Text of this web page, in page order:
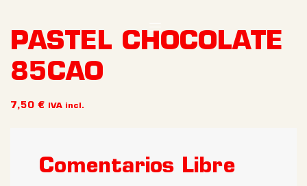
PASTEL CHOCOLATE
85CAO
7,50 € IVA incl.
Comentarios Libre